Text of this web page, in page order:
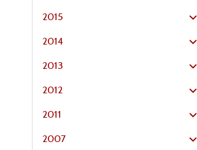
2015
2014
2013
2012
2011
2007